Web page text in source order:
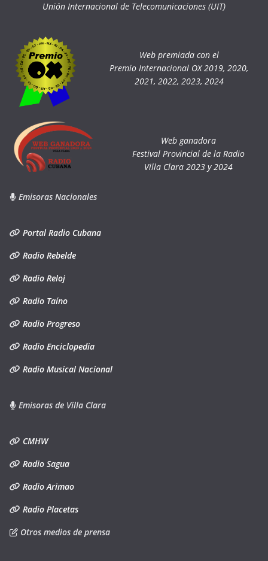
Unión Internacional de Telecomunicaciones (UIT)
Web premiada con el
Premio Internacional OX 2019, 2020,
2021, 2022, 2023, 2024
Web ganadora
Festival Provincial de la Radio
Villa Clara 2023 y 2024
Emisoras Nacionales
Portal Radio Cubana
Radio Rebelde
Radio Reloj
Radio Taíno
Radio Progreso
Radio Enciclopedia
Radio Musical Nacional
Emisoras de Villa Clara
CMHW
Radio Sagua
Radio Arimao
Radio Placetas
Otros medios de prensa